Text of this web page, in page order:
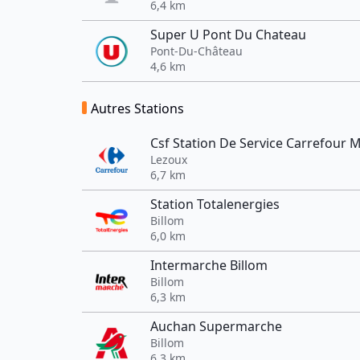
6,4 km
Super U Pont Du Chateau
Pont-Du-Château
4,6 km
Autres Stations
Csf Station De Service Carrefour
Lezoux
6,7 km
Station Totalenergies
Billom
6,0 km
Intermarche Billom
Billom
6,3 km
Auchan Supermarche
Billom